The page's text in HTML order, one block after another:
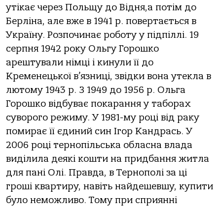
утікає через Польщу до Відня,а потім до
Берліна, але вже в 1941 р. повертається в
Україну. Розпочинає роботу у підпіллі. 19
серпня 1942 року Ольгу Горошко
арештували німці і кинули її до
Кременецької в’язниці, звідки вона утекла в
лютому 1943 р. З 1949 до 1956 р. Ольга
Горошко відбуває покарання у таборах
суворого режиму. У 1981-му році від раку
помирає її єдиний син Ігор Кандрась. У
2006 році тернопільська обласна влада
виділила деякі кошти на придбання житла
для пані Олі. Правда, в Тернополі за ці
гроші квартиру, навіть найдешевшу, купити
було неможливо. Тому при сприянні